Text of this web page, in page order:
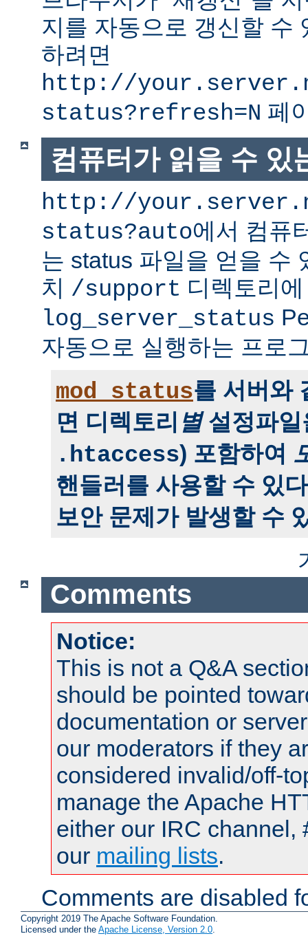
지를 자동으로 갱신할 수
하려면
http://
status?refresh=N 페
컴퓨터가 읽을 수 있
http://
status?auto에서 컴퓨
는 status 파일을 얻을 수
치 /support 디렉토리
log_server_status
자동으로 실행하는 프로
mod_status를 서버와
면 디렉토리 별설정파일
.htaccess) 포함하여
핸들러를 사용할 수 있
보안 문제가 발생할 수
Comments
Notice:
This is not a Q&A
should be pointed
documentation or
our moderators if they
considered invalid/off-
manage the Apache
either our IRC channel,
our mailing lists.
Comments are disabled
Copyright 2019 The Apache Software Foundation.
Licensed under the Apache License, Version 2.0.